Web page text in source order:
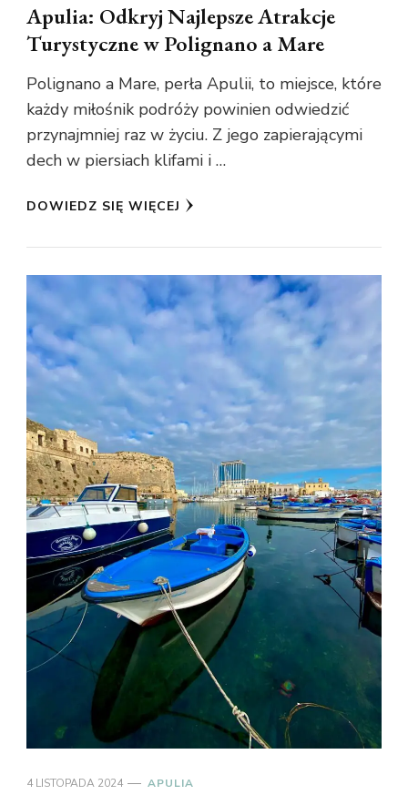
Apulia: Odkryj Najlepsze Atrakcje
Turystyczne w Polignano a Mare
Polignano a Mare, perła Apulii, to miejsce, które
każdy miłośnik podróży powinien odwiedzić
przynajmniej raz w życiu. Z jego zapierającymi
dech w piersiach klifami i …
DOWIEDZ SIĘ WIĘCEJ
4 LISTOPADA 2024 APULIA